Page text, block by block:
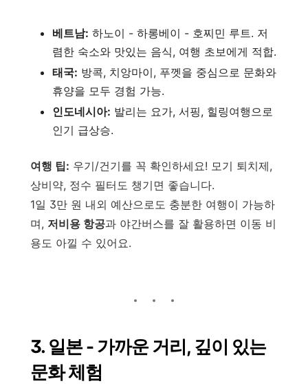
베트남: 하노이 - 하롱베이 - 호찌민 루트. 저
렴한 숙소와 맛있는 음식, 여행 초보에게 적합.
태국: 방콕, 치앙마이, 푸껫을 중심으로 문화와
휴양을 모두 경험 가능.
인도네시아: 발리는 요가, 서핑, 힐링여행으로
인기 급상승.
여행 팁: 우기/건기를 꼭 확인하세요! 모기 퇴치제,
상비약, 정수 필터도 챙기면 좋습니다.
1일 3만 원 내외 예산으로도 충분한 여행이 가능하
며, 저비용 항공과 야간버스를 잘 활용하면 이동 비
용도 아낄 수 있어요.
3. 일본 - 가까운 거리, 깊이 있는
문화 체험